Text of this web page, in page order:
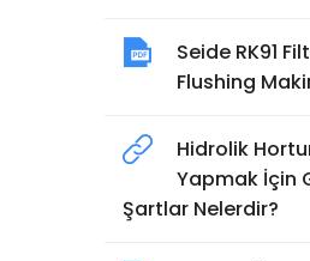
Seide RK91
Flushing
Hidrolik
Yapmak İçin
Şartlar Nelerdir?